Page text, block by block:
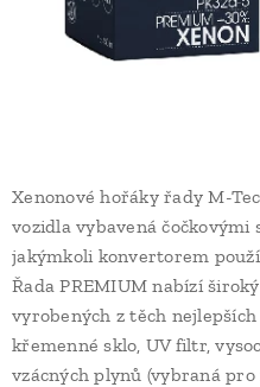
Xenonové hořáky řady M-
vozidla vybavená
jakýmkoli konvertorem
Řada PREMIUM nabízí
vyrobených z těch
křemenné sklo, UV filtr,
vzácných plynů (vybraná